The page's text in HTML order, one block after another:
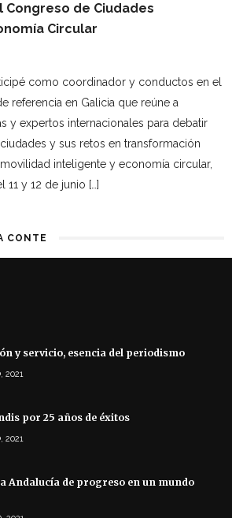
Congreso de Ciudades
Circular
como coordinador y conductos en el
referencia en Galicia que reúne a
y expertos internacionales para debatir
y sus retos en transformación
inteligente y economía circular,
y 12 de junio […]
CONTE
y servicio, esencia del periodismo
2021
por 25 años de éxitos
2021
Andalucía de progreso en un mundo